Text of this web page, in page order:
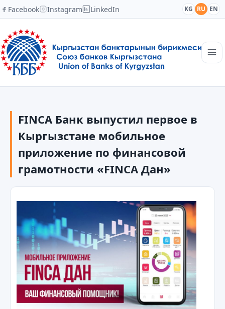
Facebook Instagram LinkedIn KG RU EN
Новости
Академия
Члены и партнеры
Сотрудничество
Контакты
FINCA Банк выпустил первое в
Кыргызстане мобильное
приложение по финансовой
грамотности «FINCA Дан»